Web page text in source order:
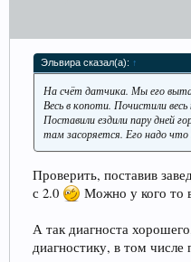
Ближайшие мероприятия:
Эльвира сказал(а): ↑
На счёт датчика. Мы его
Весь в копоти. Почистили
Поставили ездили пару дней
там засоряется. Его надо
Проверить, поставив
с 2.0
Можно у кого то
А так диагноста
диагностику, в том числе